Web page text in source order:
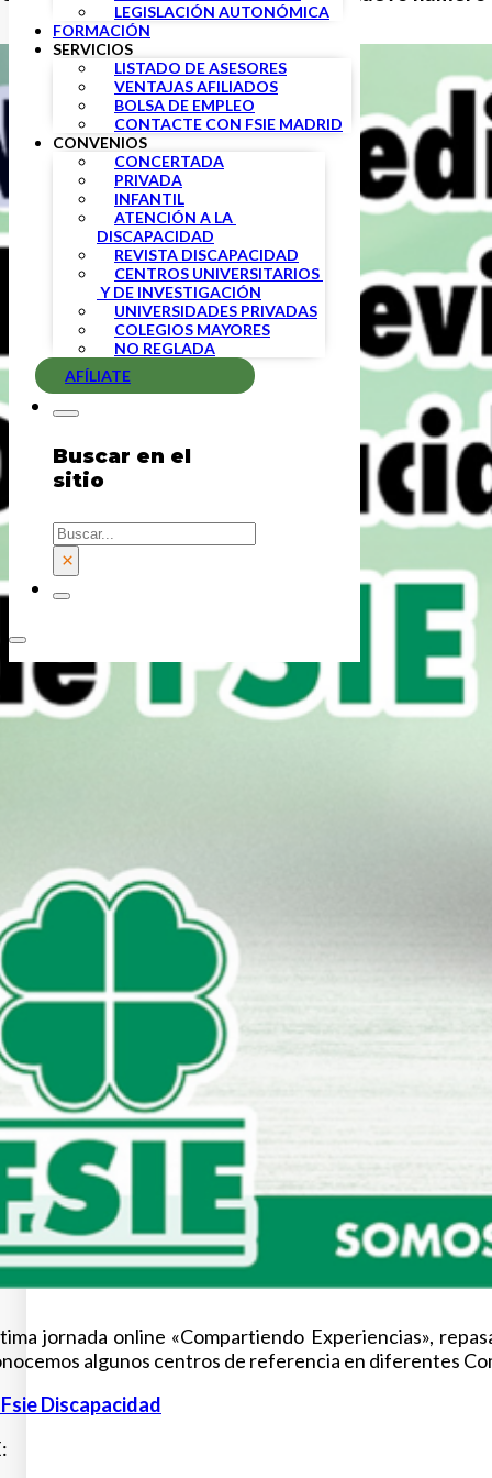
LEGISLACIÓN AUTONÓMICA
FORMACIÓN
SERVICIOS
LISTADO DE ASESORES
VENTAJAS AFILIADOS
BOLSA DE EMPLEO
CONTACTE CON FSIE MADRID
CONVENIOS
CONCERTADA
PRIVADA
INFANTIL
ATENCIÓN A LA
DISCAPACIDAD
REVISTA DISCAPACIDAD
CENTROS UNIVERSITARIOS
Y DE INVESTIGACIÓN
UNIVERSIDADES PRIVADAS
COLEGIOS MAYORES
NO REGLADA
AFÍLIATE
Buscar en el
sitio
Buscar
×
jornada online «Compartiendo Experiencias»,
algunos centros de referencia en diferentes
Discapacidad